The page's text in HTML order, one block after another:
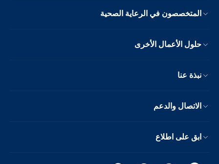
المتخصصون في الرعاية الصحية
حلول الأعمال الأخرى
نبذة عنا
الاتصال والدعم
ابق على اطلاع